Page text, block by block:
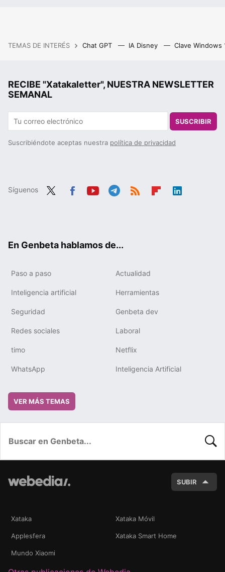
TEMAS DE INTERÉS Chat GPT IA Disney Clave Windows
RECIBE "Xatakaletter", NUESTRA NEWSLETTER
SEMANAL
SUSCRIBIR
Suscribiéndote aceptas nuestra política de privacidad
Síguenos
En Genbeta hablamos de...
Paso a paso Actualidad
Inteligencia artificial Herramientas
Seguridad Genbeta dev
Redes sociales Laboral
timo Netflix
WhatsApp Inteligencia Artificial
VER MÁS TEMAS
SUBIR
Xataka Xataka Móvil
Applesfera Xataka Smart Home
Mundo Xiaomi